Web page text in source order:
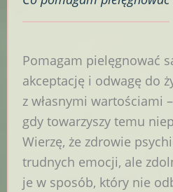
Pomagam pielęgnować
akceptację i odwagę do
z własnymi wartościami
gdy towarzyszy temu
Wierzę, że zdrowie
trudnych emocji, ale
je w sposób, który nie